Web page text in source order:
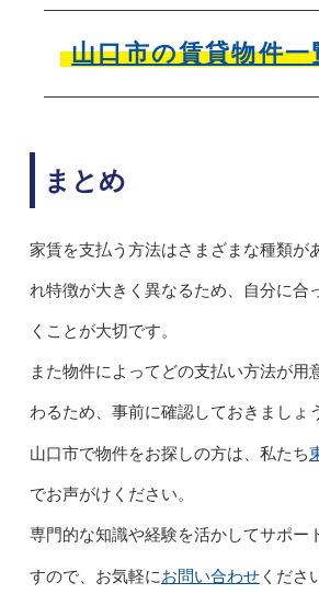
山口市の賃貸物件
まとめ
家賃を支払う方法はさまざまな種類が
れ特徴が大きく異なるため、自分に合
くことが大切です。
また物件によってどの支払い方法が用
わるため、事前に確認しておきましょ
山口市で物件をお探しの方は、私たち
でお声がけください。
専門的な知識や経験を活かしてサポー
すので、お気軽にお問い合わせくださ